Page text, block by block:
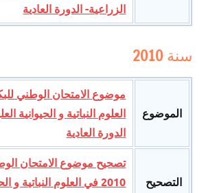
الزراعية- الدورة العادية
سنة 2010
الموضوع
العلوم النباتية و الحيوانية
الدورة العادية
التصحيح
تصحيح موضوع الامتحان
2010 في العلوم النباتية و